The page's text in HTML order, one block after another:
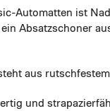
Automatten ist
Absatzschoner
aus
und